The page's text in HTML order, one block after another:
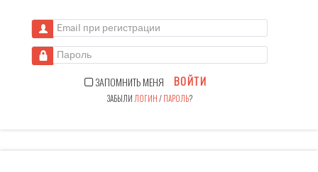
Email при регистрации
Пароль
ЗАПОМНИТЬ МЕНЯ ВОЙТИ
ЗАБЫЛИ ЛОГИН/ПАРОЛЬ?